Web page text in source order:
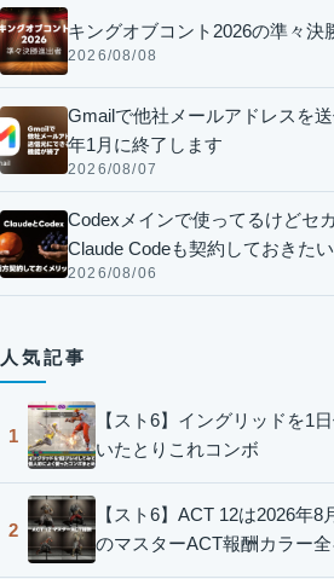
キングオブコント2026の準々決
2026/08/08
Gmailで他社メールアドレスを
年1月に終了します
2026/08/07
Codexメインで使ってるけどセ
Claude Codeも契約しておきたい
2026/08/06
人気記事
1
【スト6】イングリッドを1
いたとりこれコンボ
2
【スト6】ACT 12は2026年8
のマスターACT報酬カラー